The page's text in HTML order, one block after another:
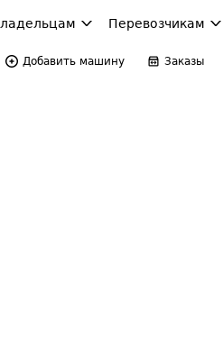
Перевозчикам
Добавить машину Заказы